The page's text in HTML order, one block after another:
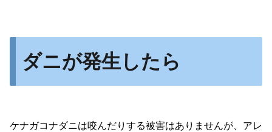
ダニが発生したら
ケナガコナダニは咬んだりする被害はありませんが、アレ